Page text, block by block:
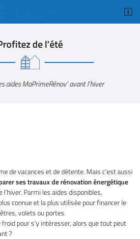

à recevoir nos propositions commerciales à
Vous pouvez vous désinscrire à tout moment en
de l'été
aides MaPrimeRénov’ avant l’hiver
de vacances et de détente. Mais c’est aussi
ses travaux de rénovation énergétique
Parmi les aides disponibles,
connue et la plus utilisée pour financer le
volets ou portes.
pour s’y intéresser, alors que tout peut
?